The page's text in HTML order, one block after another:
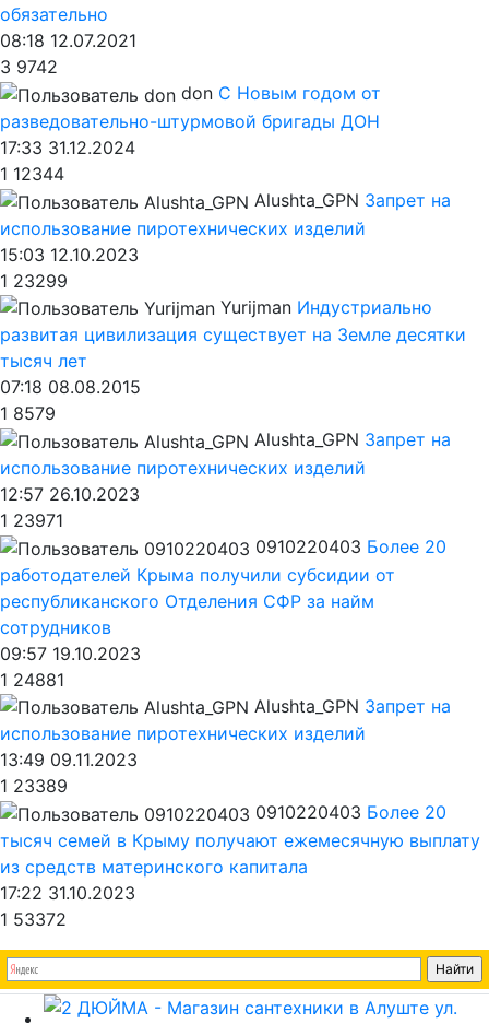
обязательно
08:18 12.07.2021
3 9742
don С Новым годом от
разведовательно-штурмовой бригады ДОН
17:33 31.12.2024
1 12344
Alushta_GPN Запрет на
использование пиротехнических изделий
15:03 12.10.2023
1 23299
Yurijman Индустриально
развитая цивилизация существует на Земле десятки
тысяч лет
07:18 08.08.2015
1 8579
Alushta_GPN Запрет на
использование пиротехнических изделий
12:57 26.10.2023
1 23971
0910220403 Более 20
работодателей Крыма получили субсидии от
республиканского Отделения СФР за найм
сотрудников
09:57 19.10.2023
1 24881
Alushta_GPN Запрет на
использование пиротехнических изделий
13:49 09.11.2023
1 23389
0910220403 Более 20
тысяч семей в Крыму получают ежемесячную выплату
из средств материнского капитала
17:22 31.10.2023
1 53372